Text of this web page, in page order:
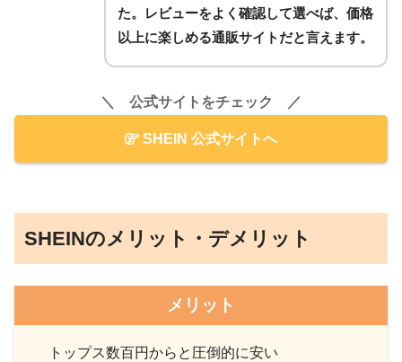
た。レビューをよく確認して選べば、価格
以上に楽しめる通販サイトだと言えます。
＼ 公式サイトをチェック ／
SHEIN 公式サイトへ
SHEINのメリット・デメリット
メリット
トップス数百円からと圧倒的に安い